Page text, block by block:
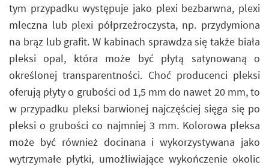
tym przypadku występuje jako plexi bezbarwna, plexi
mleczna lub plexi półprzeźroczysta, np. przydymiona
na brąz lub grafit. W kabinach sprawdza się także biała
pleksi opal, która może być płytą satynowaną o
określonej transparentności. Choć producenci pleksi
oferują płyty o grubości od 1,5 mm do nawet 20 mm, to
w przypadku pleksi barwionej najczęściej sięga się po
pleksi o grubości co najmniej 3 mm. Kolorowa pleksa
może być również docinana i wykorzystywana jako
wytrzymałe płytki, umożliwiające wykończenie okolic